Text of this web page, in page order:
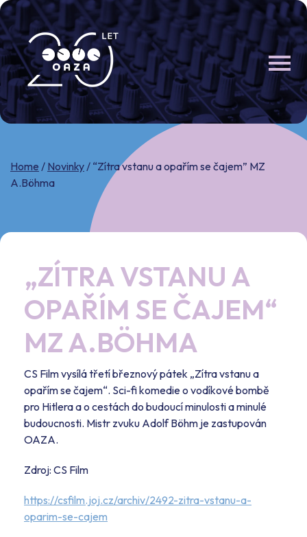
Skip
to
content
Home / Novinky/ “Zítra vstanu a opařím se čajem” MZ
A.Böhma
„ZÍTRA VSTANU A
OPAŘÍM SE ČAJEM“
MZ A.BÖHMA
CS Film vysílá třetí březnový pátek „Zítra vstanu a
opařím se čajem“. Sci-fi komedie o vodíkové bombě
pro Hitlera a o cestách do budoucí minulosti a minulé
budoucnosti. Mistr zvuku Adolf Böhm je zastupován
OAZA.
Zdroj: CS Film
https://csfilm.joj.cz/archiv/2492-zitra-vstanu-a-
oparim-se-cajem